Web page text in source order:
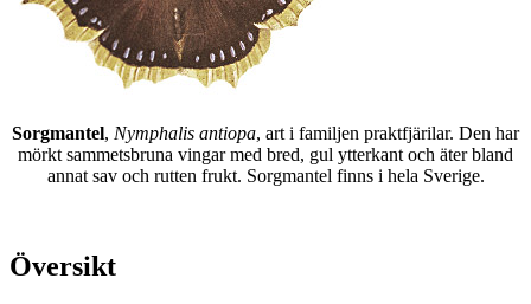
Sorgmantel, Nymphalis antiopa, art i familjen praktfjärilar. Den har
mörkt sammetsbruna vingar med bred, gul ytterkant och äter bland
annat sav och rutten frukt. Sorgmantel finns i hela Sverige.
Översikt